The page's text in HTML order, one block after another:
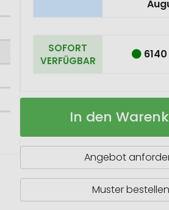
SOFORT
VERFÜGBAR
Vakuumbecher
ml
Auf
In den
Angebot
Muster bestellen